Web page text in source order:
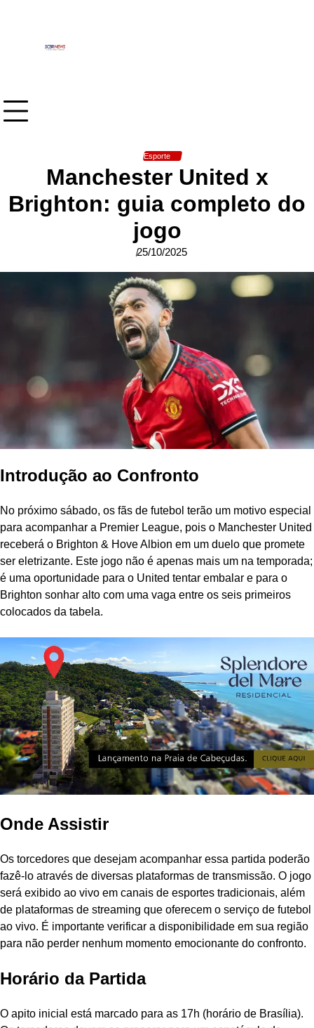
Esporte
Manchester United x
Brighton: guia completo do
jogo
25/10/2025
Introdução ao Confronto
No próximo sábado, os fãs de futebol terão um motivo especial
para acompanhar a Premier League, pois o Manchester United
receberá o Brighton & Hove Albion em um duelo que promete
ser eletrizante. Este jogo não é apenas mais um na temporada;
é uma oportunidade para o United tentar embalar e para o
Brighton sonhar alto com uma vaga entre os seis primeiros
colocados da tabela.
Onde Assistir
Os torcedores que desejam acompanhar essa partida poderão
fazê-lo através de diversas plataformas de transmissão. O jogo
será exibido ao vivo em canais de esportes tradicionais, além
de plataformas de streaming que oferecem o serviço de futebol
ao vivo. É importante verificar a disponibilidade em sua região
para não perder nenhum momento emocionante do confronto.
Horário da Partida
O apito inicial está marcado para as 17h (horário de Brasília).